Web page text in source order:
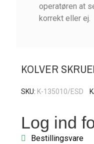
operatøren at
korrekt eller ej.
KOLVER
SKU K-135010/ESD
Log ind
Bestillingsvare